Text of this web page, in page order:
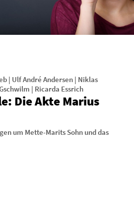
| Ulf André Andersen | Niklas
| Ricarda Essrich
Die Akte Marius
um Mette-Marits Sohn und das